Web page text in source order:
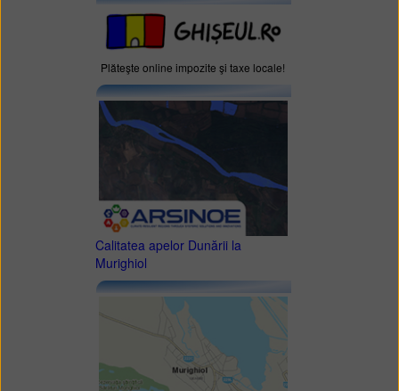
Plăteşte online impozite şi taxe locale!
Calitatea apelor Dunării la
Murighiol